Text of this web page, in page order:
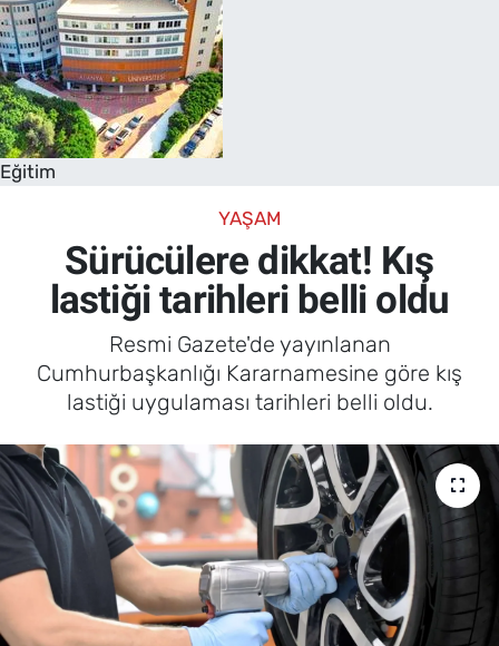
Eğitim
YAŞAM
Sürücülere dikkat! Kış
lastiği tarihleri belli oldu
Resmi Gazete'de yayınlanan
Cumhurbaşkanlığı Kararnamesine göre kış
lastiği uygulaması tarihleri belli oldu.